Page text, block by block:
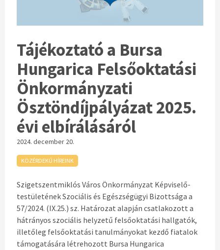
Tájékoztató a Bursa
Hungarica Felsőoktatási
Önkormányzati
Ösztöndíjpályázat 2025.
évi elbírálásáról
2024. december 20.
KÖZÉRDEKŰ HÍREINK
Szigetszentmiklós Város Önkormányzat Képviselő-
testületének Szociális és Egészségügyi Bizottsága a
57/2024. (IX.25.) sz. Határozat alapján csatlakozott a
hátrányos szociális helyzetű felsőoktatási hallgatók,
illetőleg felsőoktatási tanulmányokat kezdő fiatalok
támogatására létrehozott Bursa Hungarica